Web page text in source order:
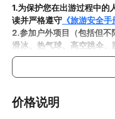
绣作品，与非遗传承
3、DIY文化课堂(60
在湘绣名师的指导下
包，可现场根据喜好
合照留影，后送至酒
1.为保护您在出游过程中的
读并严格遵守 《旅游安全手
2.参加户外项目（包括但不
滑冰、热气球、高空跳伞
在一定风险，请您在参与
，在结合自身身体真
3.禁止孕妇、患有高血压、
患者及严重恐高、体质较弱
价格说明